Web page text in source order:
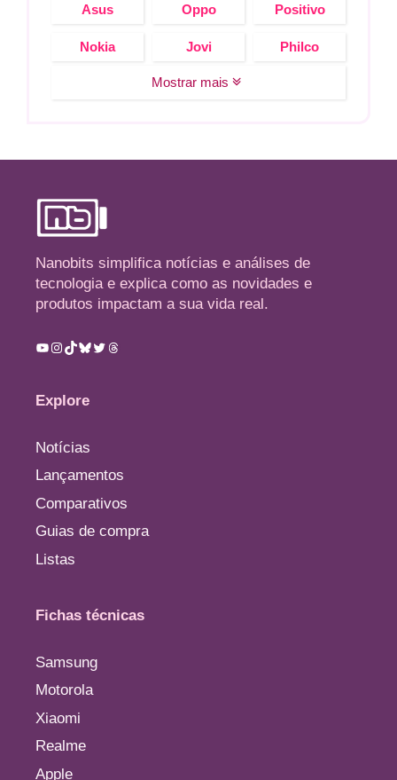
Asus Oppo Positivo
Nokia Jovi Philco
Mostrar mais
Nanobits simplifica notícias e análises de
tecnologia e explica como as novidades e
produtos impactam a sua vida real.
Youtube
Instagram
TikTok
Bluesky
TwitterThreads
Explore
Notícias
Lançamentos
Comparativos
Guias de compra
Listas
Fichas técnicas
Samsung
Motorola
Xiaomi
Realme
Apple